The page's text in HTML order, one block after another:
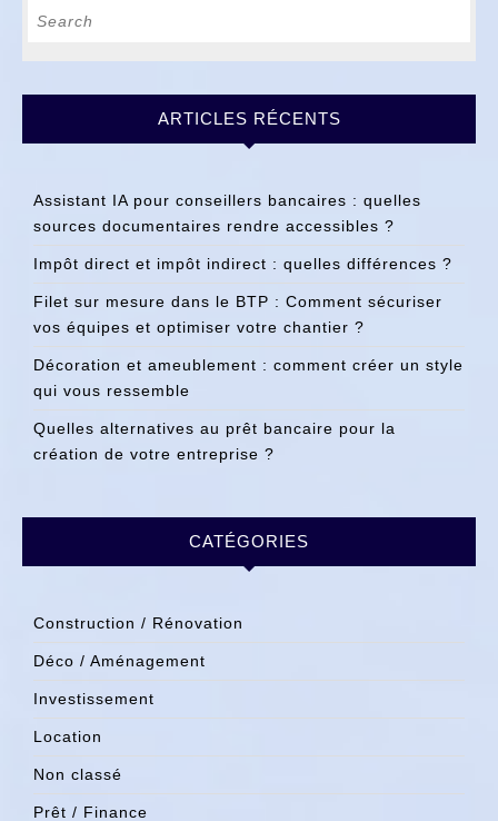
ARTICLES RÉCENTS
Assistant IA pour conseillers bancaires : quelles
sources documentaires rendre accessibles ?
Impôt direct et impôt indirect : quelles différences ?
Filet sur mesure dans le BTP : Comment sécuriser
vos équipes et optimiser votre chantier ?
Décoration et ameublement : comment créer un style
qui vous ressemble
Quelles alternatives au prêt bancaire pour la
création de votre entreprise ?
CATÉGORIES
Construction / Rénovation
Déco / Aménagement
Investissement
Location
Non classé
Prêt / Finance